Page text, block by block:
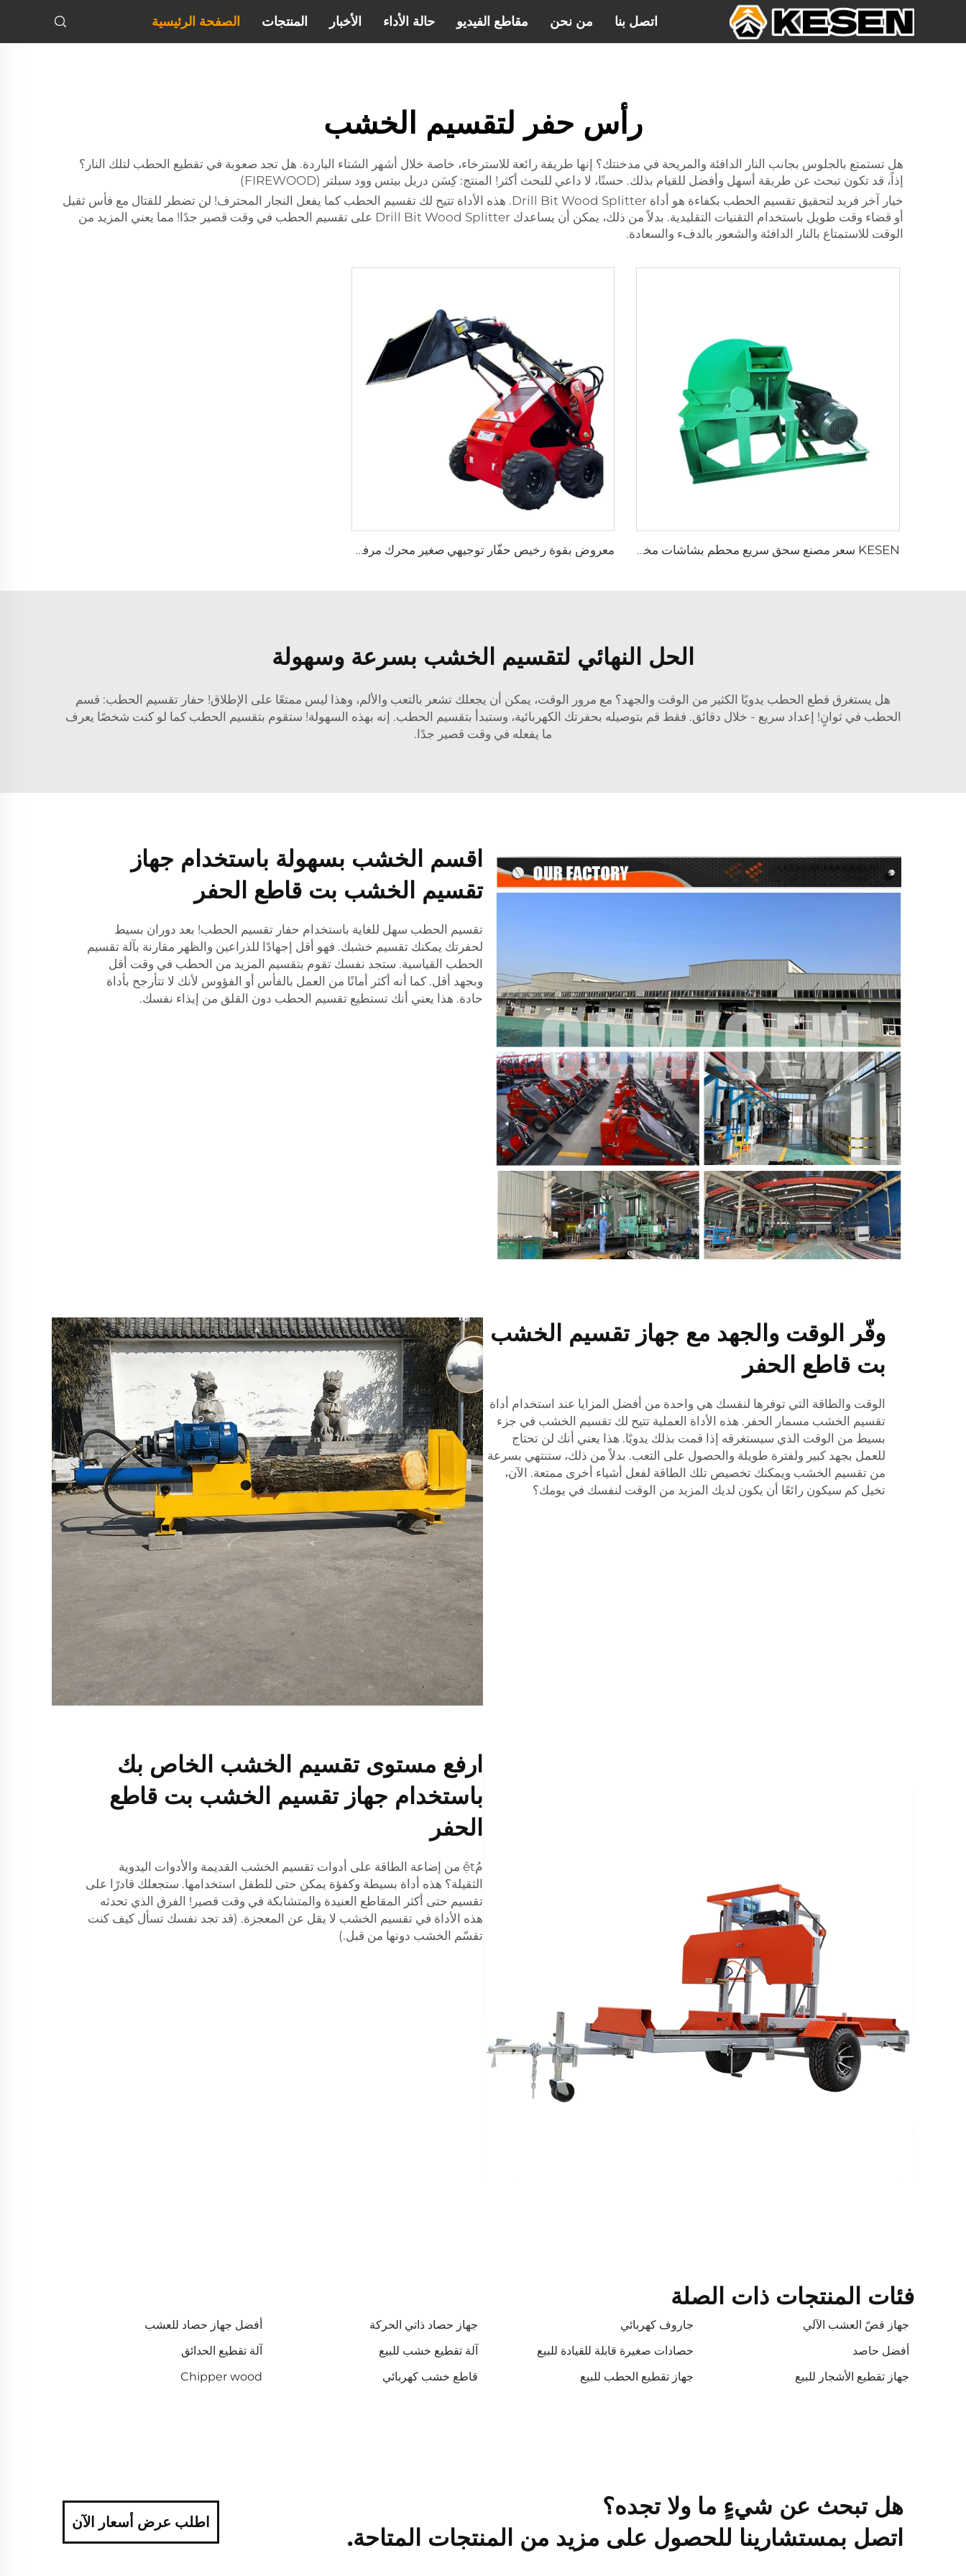
الصفحة الرئيسية المنتجات الأخبار حالة الأداء مقاطع الفيديو من نحن اتصل بنا
رأس حفر لتقسيم الخشب
هل تستمتع بالجلوس بجانب النار الدافئة والمريحة في مدخنتك؟ إنها طريقة رائعة للاسترخاء، خاصة خلال أشهر الشتاء الباردة. هل تجد صعوبة في تقطيع الحطب لتلك النار؟
إذاً، قد تكون تبحث عن طريقة أسهل وأفضل للقيام بذلك. حسنًا، لا داعي للبحث أكثر! المنتج: كِسَن دريل بيتس وود سبلتر (FIREWOOD)
خيار آخر فريد لتحقيق تقسيم الحطب بكفاءة هو أداة Drill Bit Wood Splitter. هذه الأداة تتيح لك تقسيم الحطب كما يفعل النجار المحترف! لن تضطر للقتال مع فأس ثقيل
أو قضاء وقت طويل باستخدام التقنيات التقليدية. بدلاً من ذلك، يمكن أن يساعدك Drill Bit Wood Splitter على تقسيم الحطب في وقت قصير جدًا! مما يعني المزيد من
الوقت للاستمتاع بالنار الدافئة والشعور بالدفء والسعادة.
KESEN سعر مصنع سحق سريع محطم بشاشات مختلفة فم مربع قطر كبير محطم الخشب لنشارة الخشب معروض بقوة رخيص حفّار توجيهي صغير محرك مرفق حفّار توجيهي صغير ديزل
الحل النهائي لتقسيم الخشب بسرعة وسهولة
هل يستغرق قطع الحطب يدويًا الكثير من الوقت والجهد؟ مع مرور الوقت، يمكن أن يجعلك تشعر بالتعب والألم، وهذا ليس ممتعًا على الإطلاق! حفار تقسيم الحطب: قسم
الحطب في ثوانٍ! إعداد سريع - خلال دقائق. فقط قم بتوصيله بحفرتك الكهربائية، وستبدأ بتقسيم الحطب. إنه بهذه السهولة! ستقوم بتقسيم الحطب كما لو كنت شخصًا يعرف
ما يفعله في وقت قصير جدًا.
اقسم الخشب بسهولة باستخدام جهاز
تقسيم الخشب بت قاطع الحفر
تقسيم الحطب سهل للغاية باستخدام حفار تقسيم الحطب! بعد دوران بسيط
لحفرتك يمكنك تقسيم خشبك. فهو أقل إجهادًا للذراعين والظهر مقارنة بآلة تقسيم
الحطب القياسية. ستجد نفسك تقوم بتقسيم المزيد من الحطب في وقت أقل
وبجهد أقل. كما أنه أكثر أمانًا من العمل بالفأس أو الفؤوس لأنك لا تتأرجح بأداة
حادة. هذا يعني أنك تستطيع تقسيم الحطب دون القلق من إيذاء نفسك.
وفّر الوقت والجهد مع جهاز تقسيم الخشب
بت قاطع الحفر
الوقت والطاقة التي توفرها لنفسك هي واحدة من أفضل المزايا عند استخدام أداة
تقسيم الخشب مسمار الحفر. هذه الأداة العملية تتيح لك تقسيم الخشب في جزء
بسيط من الوقت الذي سيستغرقه إذا قمت بذلك يدويًا. هذا يعني أنك لن تحتاج
للعمل بجهد كبير ولفترة طويلة والحصول على التعب. بدلاً من ذلك، ستنتهي بسرعة
من تقسيم الخشب ويمكنك تخصيص تلك الطاقة لفعل أشياء أخرى ممتعة. الآن،
تخيل كم سيكون رائعًا أن يكون لديك المزيد من الوقت لنفسك في يومك؟
ارفع مستوى تقسيم الخشب الخاص بك
باستخدام جهاز تقسيم الخشب بت قاطع
الحفر
مُệt من إضاعة الطاقة على أدوات تقسيم الخشب القديمة والأدوات اليدوية
الثقيلة؟ هذه أداة بسيطة وكفؤة يمكن حتى للطفل استخدامها. ستجعلك قادرًا على
تقسيم حتى أكثر المقاطع العنيدة والمتشابكة في وقت قصير! الفرق الذي تحدثه
هذه الأداة في تقسيم الخشب لا يقل عن المعجزة. (قد تجد نفسك تسأل كيف كنت
تقسّم الخشب دونها من قبل.)
فئات المنتجات ذات الصلة
جهاز قصّ العشب الآلي جاروف كهربائي جهاز حصاد ذاتي الحركة
أفضل جهاز حصاد للعشب
أفضل حاصد
حصادات صغيرة قابلة للقيادة للبيع آلة تقطيع خشب للبيع
آلة تقطيع الحدائق
جهاز تقطيع الأشجار للبيع
جهاز تقطيع الحطب للبيع قاطع خشب كهربائي Chipper wood
هل تبحث عن شيءٍ ما ولا تجده؟
اتصل بمستشارينا للحصول على مزيد من المنتجات المتاحة.
اطلب عرض أسعار الآن